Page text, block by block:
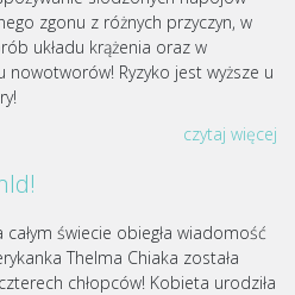
zgonu z różnych przyczyn, w
układu krążenia oraz w
Ryzyko jest wyższe u
czytaj więcej
świecie obiegła wiadomość
Thelma Chiaka została
chłopców! Kobieta urodziła